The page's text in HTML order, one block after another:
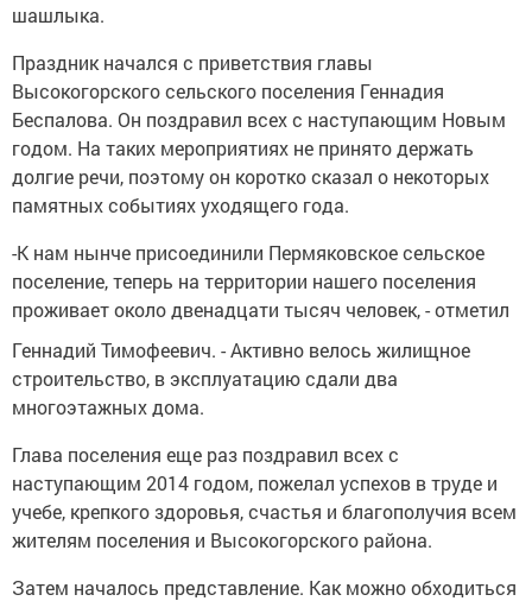
шашлыка.
Праздник начался с приветствия главы
Высокогорского сельского поселения Геннадия
Беспалова. Он поздравил всех с наступающим Новым
годом. На таких мероприятиях не принято держать
долгие речи, поэтому он коротко сказал о некоторых
памятных событиях уходящего года.
-К нам нынче присоединили Пермяковское сельское
поселение, теперь на территории нашего поселения
проживает около двенадцати тысяч человек, - отметил
Геннадий Тимофеевич. - Активно велось жилищное
строительство, в эксплуатацию сдали два
многоэтажных дома.
Глава поселения еще раз поздравил всех с
наступающим 2014 годом, пожелал успехов в труде и
учебе, крепкого здоровья, счастья и благополучия всем
жителям поселения и Высокогорского района.
Затем началось представление. Как можно обходиться